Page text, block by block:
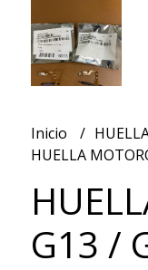
Inicio
HUELLA
G13 /